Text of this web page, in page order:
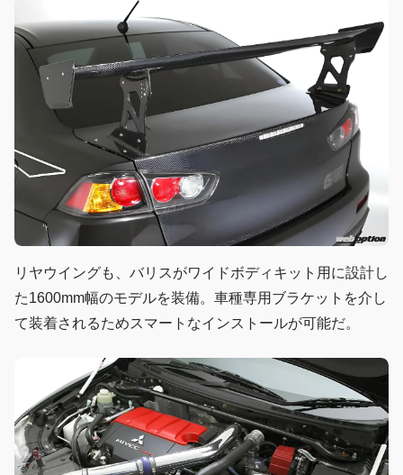
リヤウイングも、バリスがワイドボディキット用に設計し
た1600mm幅のモデルを装備。車種専用ブラケットを介し
て装着されるためスマートなインストールが可能だ。